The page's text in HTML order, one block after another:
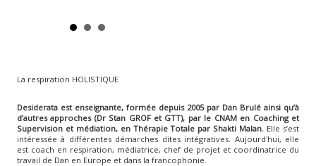
La respiration HOLISTIQUE
Desiderata est enseignante, formée depuis 2005 par Dan Brulé ainsi qu’à
d’autres approches (Dr Stan GROF et GTT), par le CNAM en Coaching et
Supervision et médiation, en Thérapie Totale par Shakti Malan. Elle s’est
intéressée à différentes démarches dites intégratives. Aujourd'hui, elle
est coach en respiration, médiatrice, chef de projet et coordinatrice du
travail de Dan en Europe et dans la francophonie.